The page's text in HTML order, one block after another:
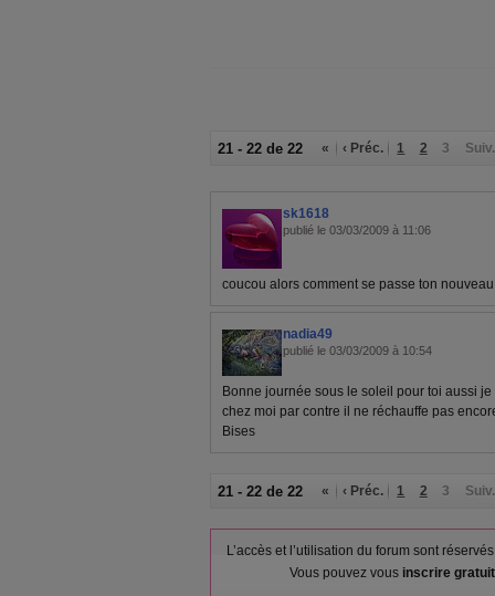
21 - 22 de 22 « ‹ Préc. 1 2 3 Suiv.
sk1618
publié le 03/03/2009 à 11:06
coucou alors comment se passe ton
nadia49
publié le 03/03/2009 à 10:54
Bonne journée sous le soleil pour toi aussi
chez moi par contre il ne réchauffe pas
Bises
21 - 22 de 22 « ‹ Préc. 1 2 3 Suiv.
L’accès et l’utilisation du forum sont
Vous pouvez vous inscrire